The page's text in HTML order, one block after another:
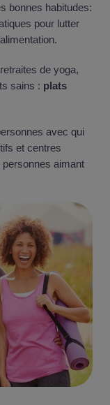
bonnes habitudes:
pour lutter
de yoga,
sains : plats
avec qui
et centres
personnes aimant